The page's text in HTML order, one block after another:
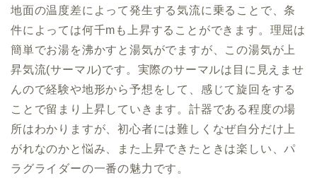
地面の温度差によって発生する気流に乗ることで、条
件によっては何千mも上昇することができます。理屈は
簡単でお湯を沸かすと湯気がでますが、この湯気が上
昇気流(サーマル)です。実際のサーマルは目に見えませ
んので経験や地形から予想をして、感じて旋回をする
ことで留まり上昇していきます。計器である程度の場
所はわかりますが、初心者には難しくなぜ自分だけ上
がれなのかと悩み、また上昇できたときは楽しい、パ
ラグライダーの一番の魅力です。